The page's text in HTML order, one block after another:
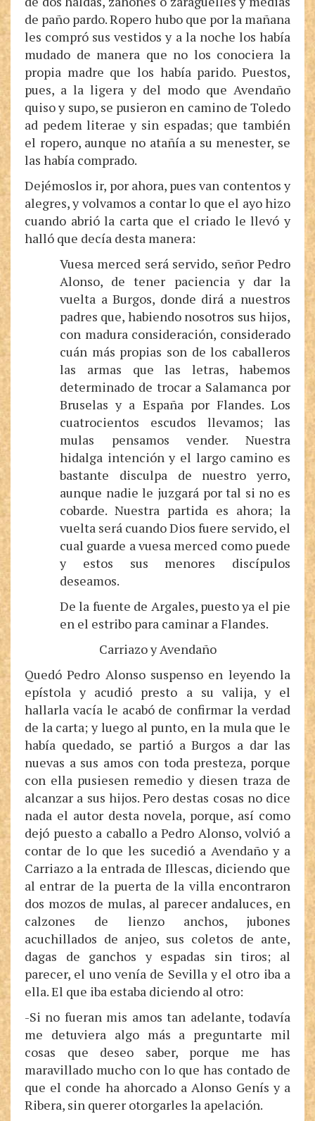
de paño pardo. Ropero hubo que por la mañana
les compró sus vestidos y a la noche los había
mudado de manera que no los conociera la
propia madre que los había parido. Puestos,
pues, a la ligera y del modo que Avendaño
quiso y supo, se pusieron en camino de Toledo
ad pedem literae y sin espadas; que también
el ropero, aunque no atañía a su menester, se
las había comprado.
Dejémoslos ir, por ahora, pues van contentos y
alegres, y volvamos a contar lo que el ayo hizo
cuando abrió la carta que el criado le llevó y
halló que decía desta manera:
Vuesa merced será servido, señor Pedro
Alonso, de tener paciencia y dar la
vuelta a Burgos, donde dirá a nuestros
padres que, habiendo nosotros sus hijos,
con madura consideración, considerado
cuán más propias son de los caballeros
las armas que las letras, habemos
determinado de trocar a Salamanca por
Bruselas y a España por Flandes. Los
cuatrocientos escudos llevamos; las
mulas pensamos vender. Nuestra
hidalga intención y el largo camino es
bastante disculpa de nuestro yerro,
aunque nadie le juzgará por tal si no es
cobarde. Nuestra partida es ahora; la
vuelta será cuando Dios fuere servido, el
cual guarde a vuesa merced como puede
y estos sus menores discípulos
deseamos.
De la fuente de Argales, puesto ya el pie
en el estribo para caminar a Flandes.
Carriazo y Avendaño
Quedó Pedro Alonso suspenso en leyendo la
epístola y acudió presto a su valija, y el
hallarla vacía le acabó de confirmar la verdad
de la carta; y luego al punto, en la mula que le
había quedado, se partió a Burgos a dar las
nuevas a sus amos con toda presteza, porque
con ella pusiesen remedio y diesen traza de
alcanzar a sus hijos. Pero destas cosas no dice
nada el autor desta novela, porque, así como
dejó puesto a caballo a Pedro Alonso, volvió a
contar de lo que les sucedió a Avendaño y a
Carriazo a la entrada de Illescas, diciendo que
al entrar de la puerta de la villa encontraron
dos mozos de mulas, al parecer andaluces, en
calzones de lienzo anchos, jubones
acuchillados de anjeo, sus coletos de ante,
dagas de ganchos y espadas sin tiros; al
parecer, el uno venía de Sevilla y el otro iba a
ella. El que iba estaba diciendo al otro:
-Si no fueran mis amos tan adelante, todavía
me detuviera algo más a preguntarte mil
cosas que deseo saber, porque me has
maravillado mucho con lo que has contado de
que el conde ha ahorcado a Alonso Genís y a
Ribera, sin querer otorgarles la apelación.